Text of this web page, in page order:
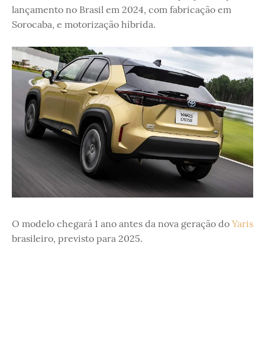
lançamento no Brasil em 2024, com fabricação em
Sorocaba, e motorização híbrida.
O modelo chegará 1 ano antes da nova geração do Yaris
brasileiro, previsto para 2025.